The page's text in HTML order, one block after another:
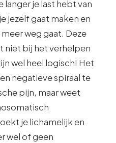
je last hebt van
jezelf gaat maken en
weg gaat. Deze
niet bij het verhelpen
wel heel logisch! Het
negatieve spiraal te
pijn, maar weet
je lichamelijk en
wel of geen